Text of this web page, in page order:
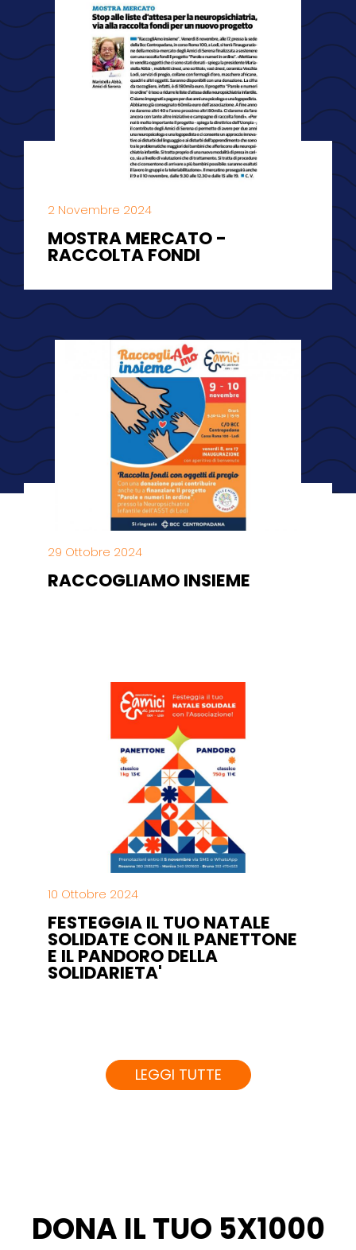
2 Novembre 2024
MOSTRA MERCATO -
RACCOLTA FONDI
29 Ottobre 2024
RACCOGLIAMO INSIEME
10 Ottobre 2024
FESTEGGIA IL TUO NATALE
SOLIDATE CON IL PANETTONE
E IL PANDORO DELLA
SOLIDARIETA'
LEGGI TUTTE
DONA IL TUO 5X1000